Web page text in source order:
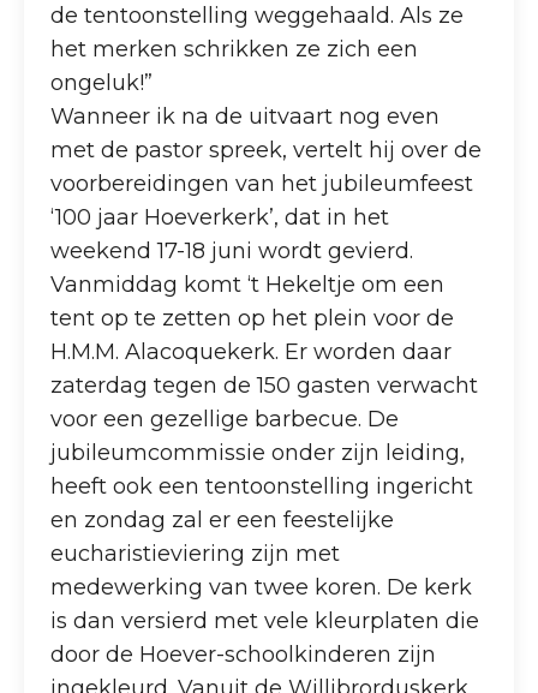
de tentoonstelling weggehaald. Als ze
het merken schrikken ze zich een
ongeluk!”
Wanneer ik na de uitvaart nog even
met de pastor spreek, vertelt hij over de
voorbereidingen van het jubileumfeest
‘100 jaar Hoeverkerk’, dat in het
weekend 17-18 juni wordt gevierd.
Vanmiddag komt ‘t Hekeltje om een
tent op te zetten op het plein voor de
H.M.M. Alacoquekerk. Er worden daar
zaterdag tegen de 150 gasten verwacht
voor een gezellige barbecue. De
jubileumcommissie onder zijn leiding,
heeft ook een tentoonstelling ingericht
en zondag zal er een feestelijke
eucharistieviering zijn met
medewerking van twee koren. De kerk
is dan versierd met vele kleurplaten die
door de Hoever-schoolkinderen zijn